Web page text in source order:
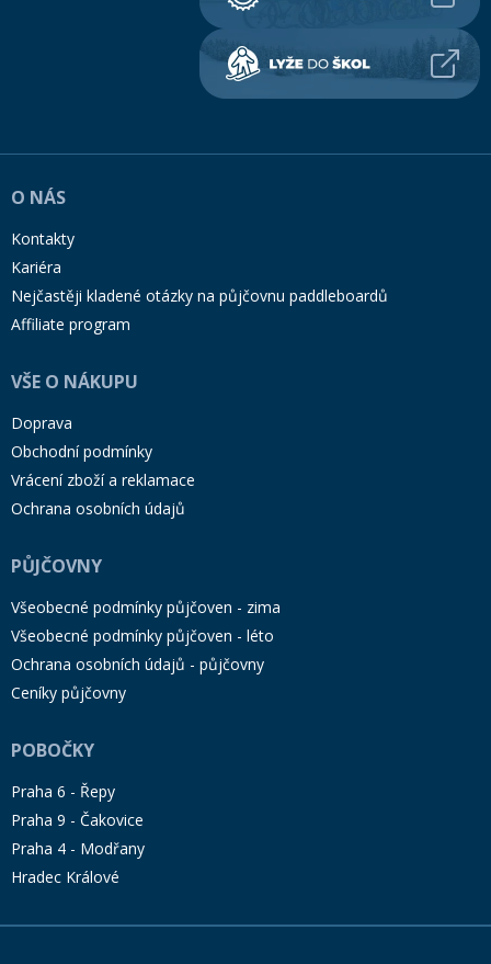
O NÁS
Kontakty
Kariéra
Nejčastěji kladené otázky na půjčovnu paddleboardů
Affiliate program
VŠE O NÁKUPU
Doprava
Obchodní podmínky
Vrácení zboží a reklamace
Ochrana osobních údajů
PŮJČOVNY
Všeobecné podmínky půjčoven - zima
Všeobecné podmínky půjčoven - léto
Ochrana osobních údajů - půjčovny
Ceníky půjčovny
POBOČKY
Praha 6 - Řepy
Praha 9 - Čakovice
Praha 4 - Modřany
Hradec Králové